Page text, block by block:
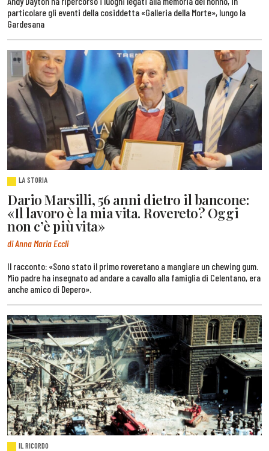
particolare gli eventi della cosiddetta «Galleria della Morte», lungo la
Gardesana
LA STORIA
Dario Marsilli, 56 anni dietro il bancone:
«Il lavoro è la mia vita. Rovereto? Oggi
non c’è più vita»
di Anna Maria Eccli
Il racconto: «Sono stato il primo roveretano a mangiare un chewing gum.
Mio padre ha insegnato ad andare a cavallo alla famiglia di Celentano, era
anche amico di Depero».
IL RICORDO